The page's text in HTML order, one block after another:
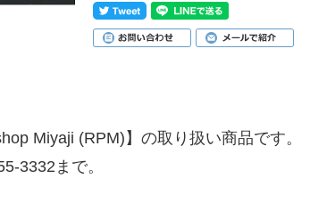
Miyaji (RPM)】の取り扱い商品です。
3332まで。